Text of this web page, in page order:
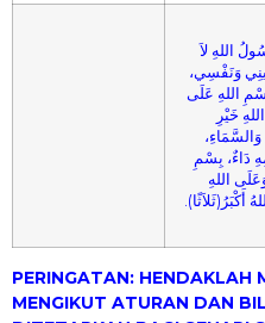
اللهِ لاَ
وَنَفْسِي،
اللهِ عَلَى
خَيْرِ
دَاءٌ، بِسْمِ
اللهِ
أَكْبَرُ(ثَلاَثًا).
PERINGATAN: HENDAKLAH
MENGIKUT ATURAN DAN